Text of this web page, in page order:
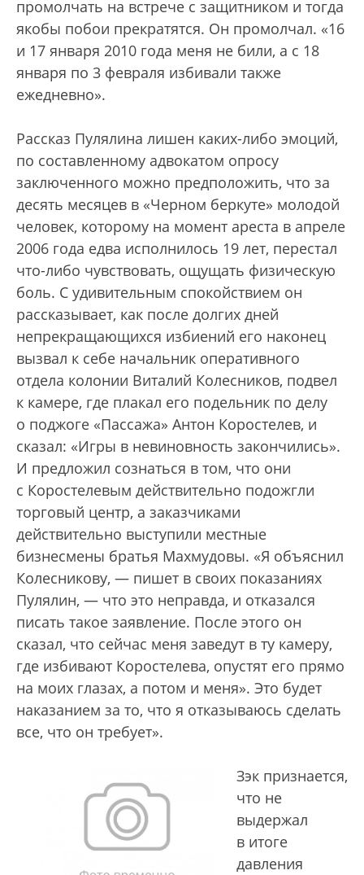
промолчать на встрече с защитником и тогда
якобы побои прекратятся. Он промолчал. «16
и 17 января 2010 года меня не били, а с 18
января по 3 февраля избивали также
ежедневно».
Рассказ Пулялина лишен каких-либо эмоций,
по составленному адвокатом опросу
заключенного можно предположить, что за
десять месяцев в «Черном беркуте» молодой
человек, которому на момент ареста в апреле
2006 года едва исполнилось 19 лет, перестал
что-либо чувствовать, ощущать физическую
боль. С удивительным спокойствием он
рассказывает, как после долгих дней
непрекращающихся избиений его наконец
вызвал к себе начальник оперативного
отдела колонии Виталий Колесников, подвел
к камере, где плакал его подельник по делу
о поджоге «Пассажа» Антон Коростелев, и
сказал: «Игры в невиновность закончились».
И предложил сознаться в том, что они
с Коростелевым действительно подожгли
торговый центр, а заказчиками
действительно выступили местные
бизнесмены братья Махмудовы. «Я объяснил
Колесникову, — пишет в своих показаниях
Пулялин, — что это неправда, и отказался
писать такое заявление. После этого он
сказал, что сейчас меня заведут в ту камеру,
где избивают Коростелева, опустят его прямо
на моих глазах, а потом и меня». Это будет
наказанием за то, что я отказываюсь сделать
все, что он требует».
Зэк признается,
что не
выдержал
в итоге
давления